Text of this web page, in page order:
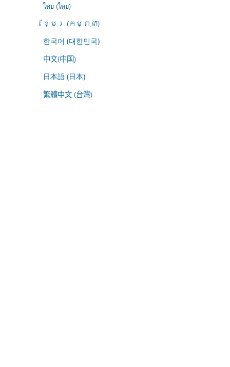
ไทย (ไทย)
ខ្មែរ (កម្ពុជា)
한국어 (대한민국)
中文(中国)
日本語 (日本)
繁體中文 (台灣)